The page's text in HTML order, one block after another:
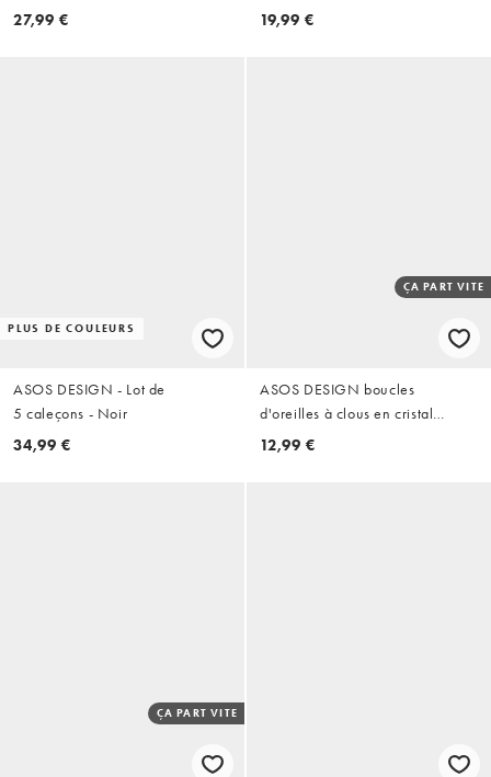
délavé
27,99 €
19,99 €
PLUS DE COULEURS
ASOS DESIGN - Lot de
5 caleçons - Noir
34,99 €
ÇA PART VITE
ASOS DESIGN boucles
d'oreilles à clous en cristal
argenté
12,99 €
ÇA PART VITE